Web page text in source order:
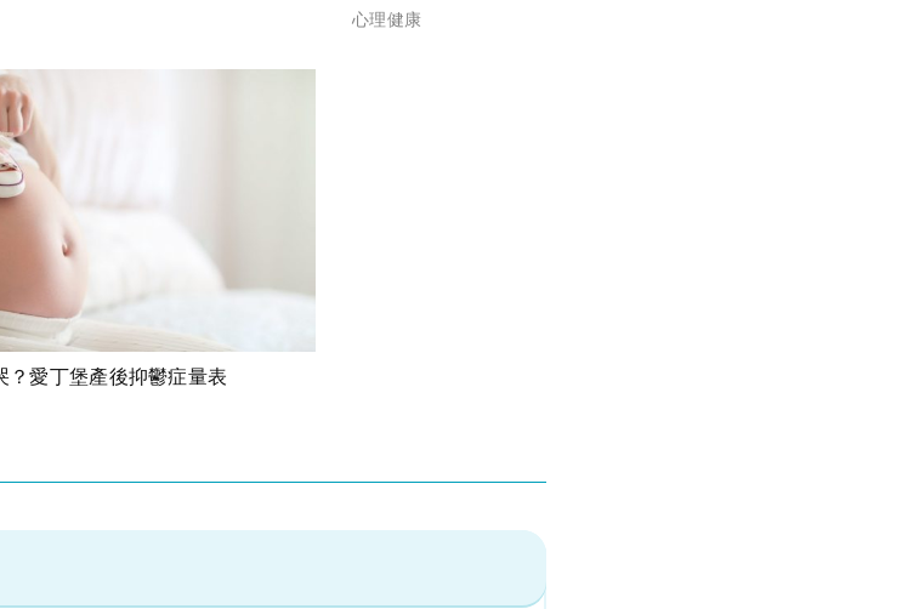
心理健康
？愛丁堡產後抑鬱症量表